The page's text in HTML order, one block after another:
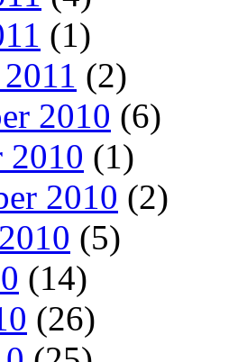
(1)
(2)
2010 (6)
2010 (1)
2010 (2)
(5)
(14)
(26)